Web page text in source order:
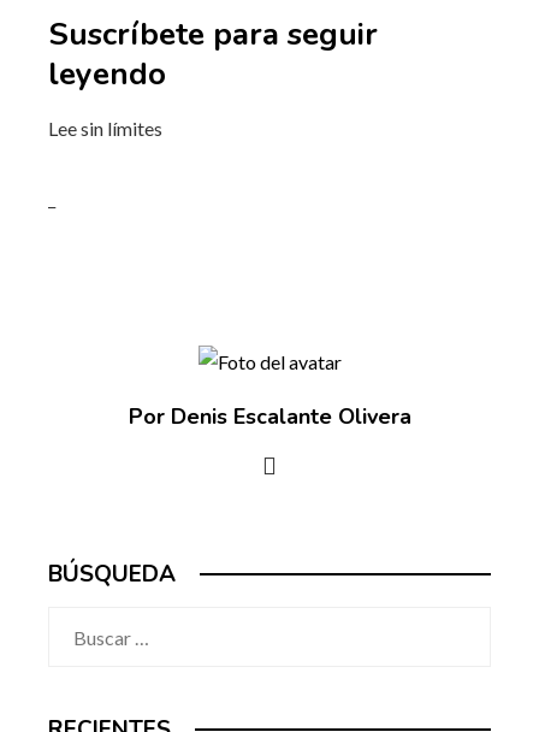
Suscríbete para seguir
leyendo
Lee sin límites
Por Denis Escalante Olivera
BÚSQUEDA